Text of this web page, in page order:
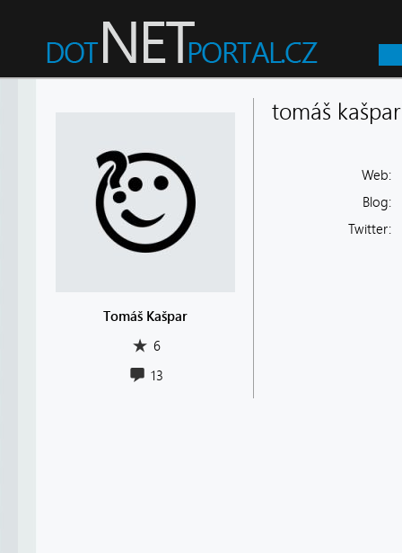
Tomáš Kašpar
6
13
tomáš kašpar
Web:
Blog:
Twitter: